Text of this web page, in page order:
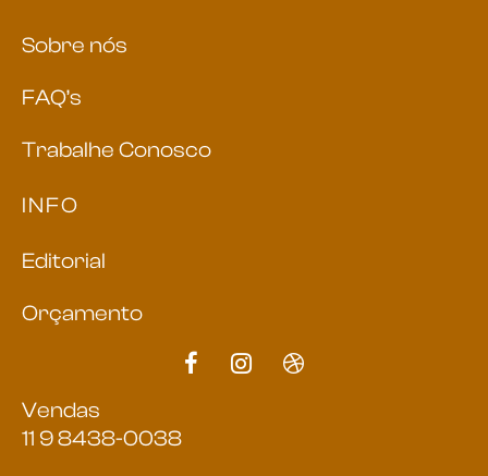
Sobre nós
FAQ’s
Trabalhe Conosco
INFO
Editorial
Orçamento
Vendas
11 9 8438-0038